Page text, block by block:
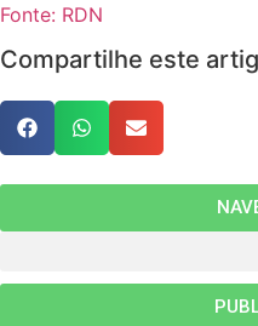
Fonte: RDN
Compartilhe este